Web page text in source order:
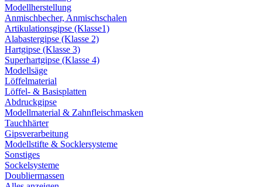
Modellherstellung
Anmischbecher, Anmischschalen
Artikulationsgipse (Klasse1)
Alabastergipse (Klasse 2)
Hartgipse (Klasse 3)
Superhartgipse (Klasse 4)
Modellsäge
Löffelmaterial
Löffel- & Basisplatten
Abdruckgipse
Modellmaterial & Zahnfleischmasken
Tauchhärter
Gipsverarbeitung
Modellstifte & Socklersysteme
Sonstiges
Sockelsysteme
Doubliermassen